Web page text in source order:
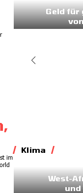
im
Geld für
Klima
West-
und